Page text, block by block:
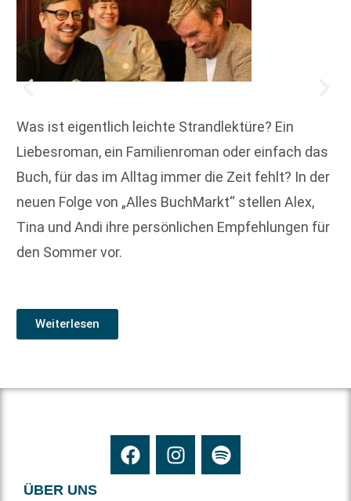
Was ist eigentlich leichte Strandlektüre? Ein
Liebesroman, ein Familienroman oder einfach das
Buch, für das im Alltag immer die Zeit fehlt? In der
neuen Folge von „Alles BuchMarkt“ stellen Alex,
Tina und Andi ihre persönlichen Empfehlungen für
den Sommer vor.
Weiterlesen
ÜBER UNS